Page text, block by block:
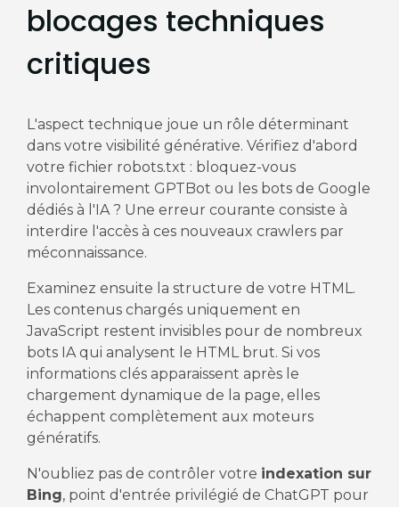
blocages techniques
critiques
L'aspect technique joue un rôle déterminant
dans votre visibilité générative. Vérifiez d'abord
votre fichier robots.txt : bloquez-vous
involontairement GPTBot ou les bots de Google
dédiés à l'IA ? Une erreur courante consiste à
interdire l'accès à ces nouveaux crawlers par
méconnaissance.
Examinez ensuite la structure de votre HTML.
Les contenus chargés uniquement en
JavaScript restent invisibles pour de nombreux
bots IA qui analysent le HTML brut. Si vos
informations clés apparaissent après le
chargement dynamique de la page, elles
échappent complètement aux moteurs
génératifs.
N'oubliez pas de contrôler votre indexation sur
Bing, point d'entrée privilégié de ChatGPT pour